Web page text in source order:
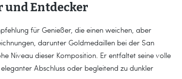
und Entdecker
für Genießer, die einen weichen, aber
darunter Goldmedaillen bei der San
Niveau dieser Komposition. Er entfaltet seine volle
Abschluss oder begleitend zu dunkler